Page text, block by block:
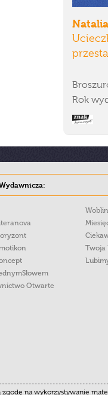
Rok
Otwarte
Twoja
zgodę na wykorzystywanie